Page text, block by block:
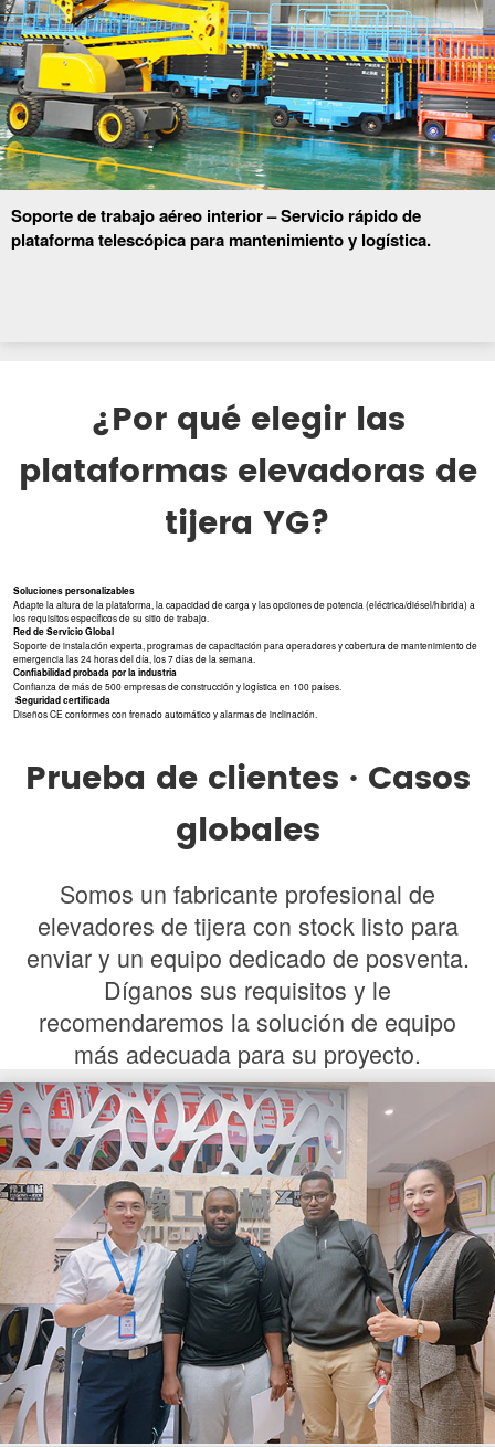
Soporte de trabajo aéreo interior – Servicio rápido de
plataforma telescópica para mantenimiento y logística.
¿Por qué elegir las
plataformas elevadoras de
tijera YG?
Soluciones personalizables
Adapte la altura de la plataforma, la capacidad de carga y las opciones de potencia (eléctrica/diésel/híbrida) a
los requisitos específicos de su sitio de trabajo.
Red de Servicio Global
Soporte de instalación experta, programas de capacitación para operadores y cobertura de mantenimiento de
emergencia las 24 horas del día, los 7 días de la semana.
Confiabilidad probada por la industria
Confianza de más de 500 empresas de construcción y logística en 100 países.
Seguridad certificada
Diseños CE conformes con frenado automático y alarmas de inclinación.
Prueba de clientes · Casos
globales
Somos un fabricante profesional de
elevadores de tijera con stock listo para
enviar y un equipo dedicado de posventa.
Díganos sus requisitos y le
recomendaremos la solución de equipo
más adecuada para su proyecto.